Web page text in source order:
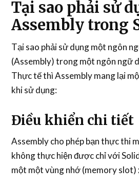
Tại sao phải sử
Assembly trong
Tại sao phải sử dụng một ngôn
(Assembly) trong một ngôn ngữ
Thực tế thì Assembly mang lại
khi sử dụng:
Điều khiển chi tiết
Assembly cho phép bạn thực thi
không thực hiện được chỉ với
một một vùng nhớ (memory slot)